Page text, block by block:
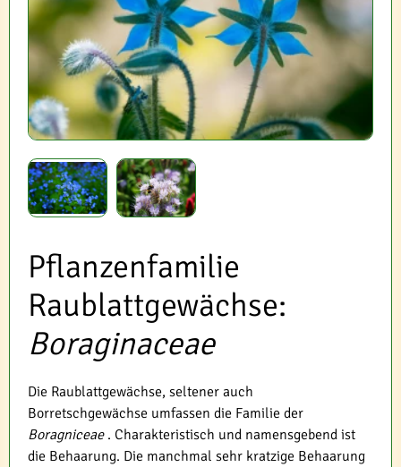
Pflanzenfamilie
Raublattgewächse:
Boraginaceae
Die Raublattgewächse, seltener auch
Borretschgewächse umfassen die Familie der
Boragniceae . Charakteristisch und namensgebend ist
die Behaarung. Die manchmal sehr kratzige Behaarung